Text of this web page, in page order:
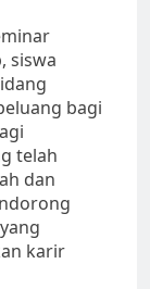
siswa
bagi
telah
dan
karir